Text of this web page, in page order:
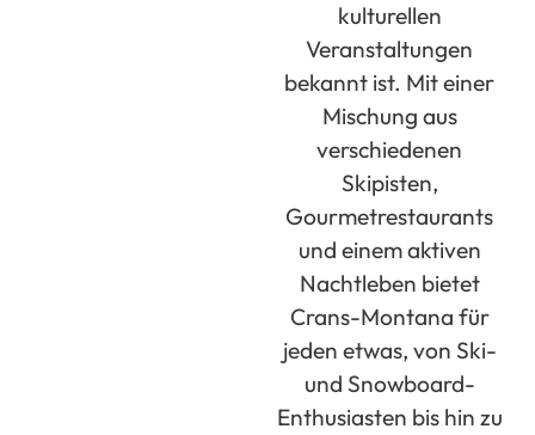
kulturellen
Veranstaltungen
bekannt ist. Mit einer
Mischung aus
verschiedenen
Skipisten,
Gourmetrestaurants
und einem aktiven
Nachtleben bietet
Crans-Montana für
jeden etwas, von Ski-
und Snowboard-
Enthusiasten bis hin zu